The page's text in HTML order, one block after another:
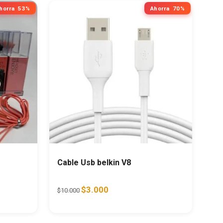
53% Ahorra 70%
Cable Usb belkin V8
$10.000 Original price was: $10.000.
$3.000